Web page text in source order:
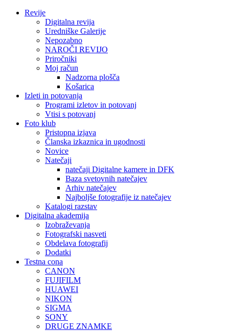
Revije
Digitalna revija
Uredniške Galerije
Nepozabno
NAROČI REVIJO
Priročniki
Moj račun
Nadzorna plošča
Košarica
Izleti in potovanja
Programi izletov in potovanj
Vtisi s potovanj
Foto klub
Pristopna izjava
Članska izkaznica in ugodnosti
Novice
Natečaji
natečaji Digitalne kamere in DFK
Baza svetovnih natečajev
Arhiv natečajev
Najboljše fotografije iz natečajev
Katalogi razstav
Digitalna akademija
Izobraževanja
Fotografski nasveti
Obdelava fotografij
Dodatki
Testna cona
CANON
FUJIFILM
HUAWEI
NIKON
SIGMA
SONY
DRUGE ZNAMKE